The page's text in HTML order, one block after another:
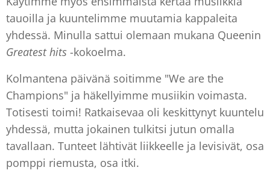
tauoilla ja kuuntelimme muutamia kappaleita
yhdessä. Minulla sattui olemaan mukana Queenin
Greatest hits -kokoelma.
Kolmantena päivänä soitimme "We are the
Champions" ja häkellyimme musiikin voimasta.
Totisesti toimi! Ratkaisevaa oli keskittynyt kuuntelu
yhdessä, mutta jokainen tulkitsi jutun omalla
tavallaan. Tunteet lähtivät liikkeelle ja levisivät, osa
pomppi riemusta, osa itki.